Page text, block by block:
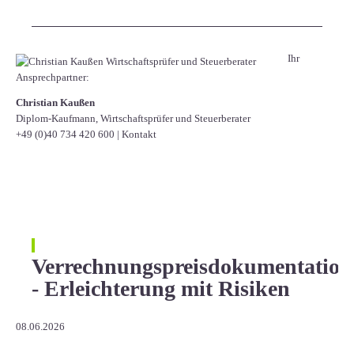
Ihr
Ansprechpartner:
Christian Kaußen
Diplom-Kaufmann, Wirtschaftsprüfer und Steuerberater
+49 (0)40 734 420 600 | Kontakt
Verrechnungspreisdokumentation
- Erleichterung mit Risiken
08.06.2026